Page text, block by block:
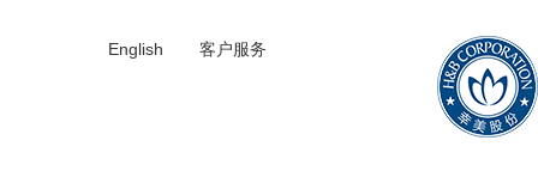
English 客户服务